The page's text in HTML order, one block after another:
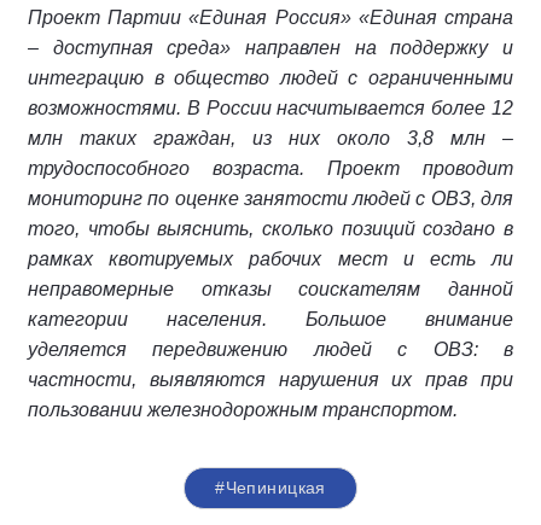
Проект Партии «Единая Россия» «Единая страна
– доступная среда» направлен на поддержку и
интеграцию в общество людей с ограниченными
возможностями. В России насчитывается более 12
млн таких граждан, из них около 3,8 млн –
трудоспособного возраста. Проект проводит
мониторинг по оценке занятости людей с ОВЗ, для
того, чтобы выяснить, сколько позиций создано в
рамках квотируемых рабочих мест и есть ли
неправомерные отказы соискателям данной
категории населения. Большое внимание
уделяется передвижению людей с ОВЗ: в
частности, выявляются нарушения их прав при
пользовании железнодорожным транспортом.
#Чепиницкая